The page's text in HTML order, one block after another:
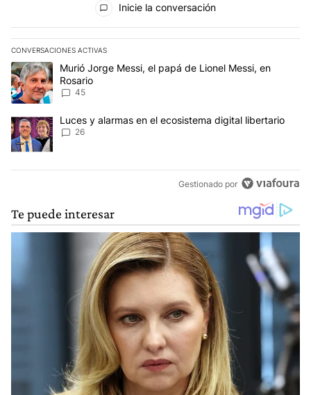
Inicie la conversación
CONVERSACIONES ACTIVAS
Este listado muestra los artículos con más comentarios en los
Un artículo de tendencia con el título "Murió Jorge Messi, el
Murió Jorge Messi, el papá de Lionel Messi, en
Rosario
45
Un artículo de tendencia con el título "Luces y alarmas en el
Luces y alarmas en el ecosistema digital libertario
26
Gestionado por